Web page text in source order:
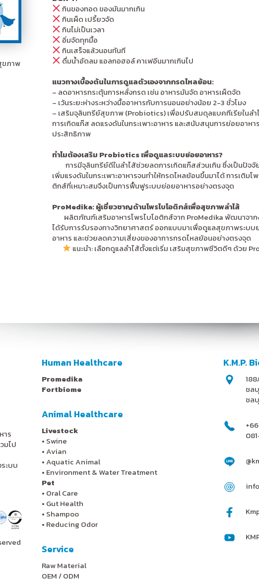
ภาพ
กินของทอด ของมันมากเกิน
กินเผ็ด เปรี้ยวจัด
กินไม่เป็นเวลา
อิ่มจัดทุกมื้อ
กินเสร็จแล้วนอนทันที
ดื่มน้ำอัดลม แอลกอฮอล์ คาเฟอีนมากเกินไป
แนวทางเบื้องต้นในการดูแลตัวเองจากกรดไหลย้อน:
– ลดอาหารกระตุ้นการหลั่งกรด เช่น อาหารมันจัด อาหารเผ็ดจัด
– เว้นระยะห่างระหว่างมื้ออาหารกับการนอนอย่างน้อย 2-3 ชั่วโมง
– เสริมจุลินทรีย์สุขภาพ (Probiotics) เพื่อปรับสมดุลแบคทีเรียในลำ
การเกิดแก๊ส ลดแรงดันในกระเพาะอาหาร และสนับสนุนการย่อยอาห
ประสิทธิภาพ
ทำไมต้องเสริม Probiotics เพื่อดูแลระบบย่อยอาหาร?
การมีจุลินทรีย์ดีในลำไส้ช่วยลดการเกิดแก๊สส่วนเกิน ซึ่งเป็นปัจจั
เพิ่มแรงดันในกระเพาะอาหารจนทำให้กรดไหลย้อนขึ้นมาได้ การเติมโ
ติกส์ที่เหมาะสมจึงเป็นการฟื้นฟูระบบย่อยอาหารอย่างตรงจุด
ProMedika: ผู้เชี่ยวชาญด้านโพรไบโอติกส์เพื่อสุขภาพลำไส้
ผลิตภัณฑ์เสริมอาหารโพรไบโอติกส์จาก ProMedika พัฒนาจาก
ได้รับการรับรองทางวิทยาศาสตร์ ออกแบบมาเพื่อดูแลสุขภาพระบบ
อาหาร และช่วยลดความเสี่ยงของอาการกรดไหลย้อนอย่างตรงจุด
แนะนำ: เลือกดูแลลำไส้ตั้งแต่เริ่ม เสริมสุขภาพชีวิตดีๆ ด้วย
าร
มไป
ะบบ
Human Healthcare
Promedika
Fortbiome
Animal Healthcare
Livestock
• Swine
•Avian
•Aquatic Animal
• Environment & Water Treatment
Pet
• Oral Care
• Gut Health
• Shampoo
• Reducing Odor
Service
Raw Material
OEM / ODM
K.M.P.
ชล
ชล